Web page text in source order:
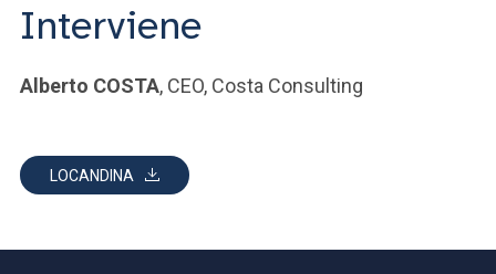
Interviene
Alberto COSTA, CEO, Costa Consulting
LOCANDINA